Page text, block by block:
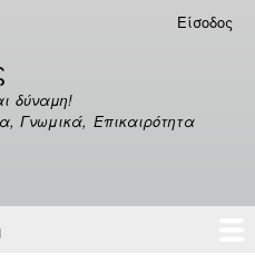
περιεχόμενο
Είσοδος
δύναμη!
Γνωμικά, Επικαιρότητα